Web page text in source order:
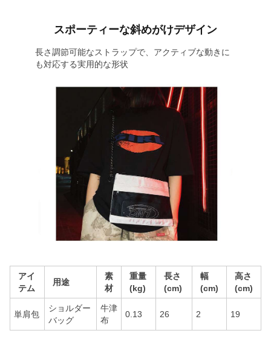
スポーティーな斜めがけデザイン
長さ調節可能なストラップで、アクティブな動きに
も対応する実用的な形状
アイ
テム
用途
素
材
重量
(kg)
長さ
(cm)
幅
(cm)
高さ
(cm)
単肩包
ショルダー
バッグ
牛津
布
0.13 26 2 19